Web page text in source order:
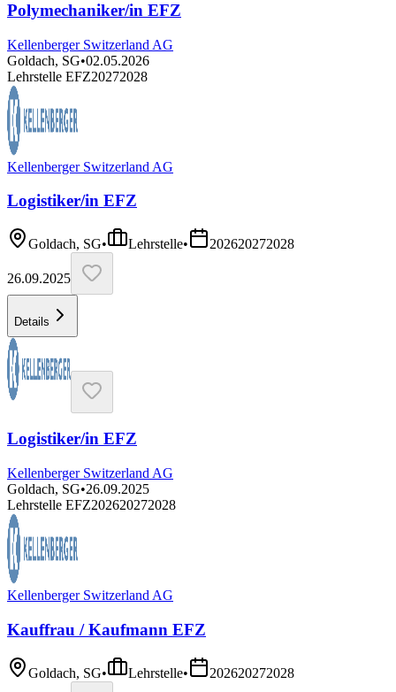
Polymechaniker/in EFZ
Kellenberger Switzerland AG
Goldach, SG•02.05.2026
Lehrstelle EFZ20272028
Kellenberger Switzerland AG
Logistiker/in EFZ
Goldach, SG• Lehrstelle• 202620272028
26.09.2025
Details
Logistiker/in EFZ
Kellenberger Switzerland AG
Goldach, SG•26.09.2025
Lehrstelle EFZ202620272028
Kellenberger Switzerland AG
Kauffrau / Kaufmann EFZ
Goldach, SG• Lehrstelle• 202620272028